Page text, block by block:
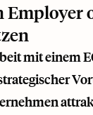
Employer
mit einem